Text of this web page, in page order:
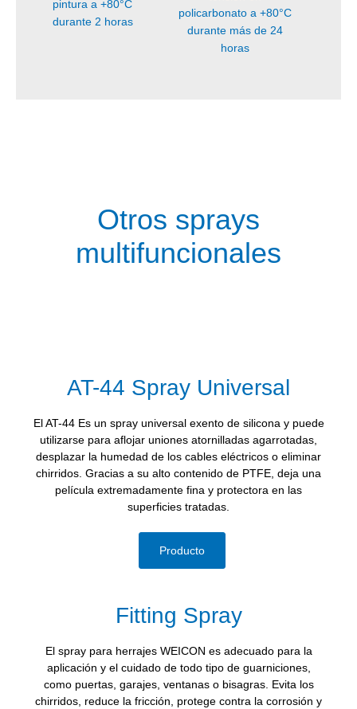
pintura a +80°C
durante 2 horas
policarbonato a +80°C
durante más de 24
horas
Otros sprays
multifuncionales
AT-44 Spray Universal
El AT-44 Es un spray universal exento de silicona y puede
utilizarse para aflojar uniones atornilladas agarrotadas,
desplazar la humedad de los cables eléctricos o eliminar
chirridos. Gracias a su alto contenido de PTFE, deja una
película extremadamente fina y protectora en las
superficies tratadas.
Producto
Fitting Spray
El spray para herrajes WEICON es adecuado para la
aplicación y el cuidado de todo tipo de guarniciones,
como puertas, garajes, ventanas o bisagras. Evita los
chirridos, reduce la fricción, protege contra la corrosión y